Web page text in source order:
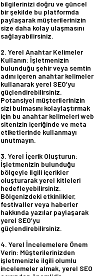
bilgilerinizi doğru ve güncel
bir şekilde bu platformda
paylaşarak müşterilerinizin
size daha kolay ulaşmasını
sağlayabilirsiniz.
Yerel Anahtar Kelimeler
Kullanın: İşletmenizin
bulunduğu şehir veya semtin
adını içeren anahtar kelimeler
kullanarak yerel SEO’yu
güçlendirebilirsiniz.
Potansiyel müşterilerinizin
sizi bulmasını kolaylaştırmak
için bu anahtar kelimeleri web
sitenizin içeriğinde ve meta
etiketlerinde kullanmayı
unutmayın.
Yerel İçerik Oluşturun:
İşletmenizin bulunduğu
bölgeyle ilgili içerikler
oluşturarak yerel kitleleri
hedefleyebilirsiniz.
Bölgenizdeki etkinlikler,
festivaller veya haberler
hakkında yazılar paylaşarak
yerel SEO’yu
güçlendirebilirsiniz.
Yerel İncelemelere Önem
Verin: Müşterilerinizden
işletmenizle ilgili olumlu
incelemeler almak, yerel SEO